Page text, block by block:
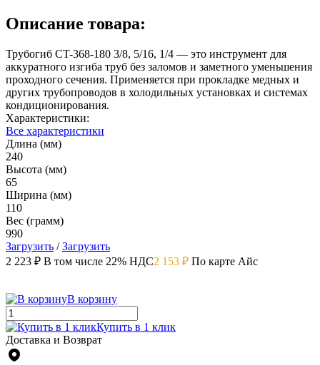
Описание товара:
Трубогиб CT-368-180 3/8, 5/16, 1/4 — это инструмент для
аккуратного изгиба труб без заломов и заметного уменьшения
проходного сечения. Применяется при прокладке медных и
других трубопроводов в холодильных установках и системах
кондиционирования.
Характеристики:
Все характеристики
Длина (мм)
240
Высота (мм)
65
Ширина (мм)
110
Вес (грамм)
990
Загрузить /Загрузить
2 223 ₽ В том числе 22% НДС2 153 ₽ По карте Айс
В корзину
Купить в 1 клик
Доставка и Возврат